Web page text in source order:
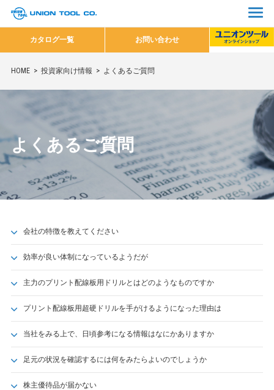
カタログ一覧 お問い合わせ
HOME 投資家向け情報 よくあるご質問
よくあるご質問
会社の特徴を教えてください
効率が良い体制になっているようだが
主力のプリント配線板用ドリルとはどのようなものですか
プリント配線板用超硬ドリルを手がけるようになった理由は
当社をみる上で、日頃参考になる情報はなにかありますか
足元の状況を確認するには何をみたらよいのでしょうか
株主優待品が届かない